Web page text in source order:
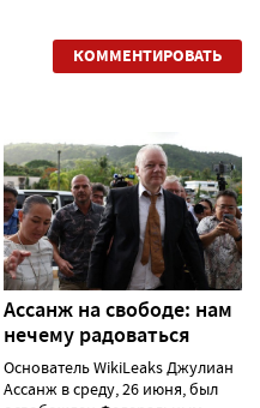
КОММЕНТИРОВАТЬ
Ассанж на свободе: нам
нечему радоваться
Основатель WikiLeaks Джулиан
Ассанж в среду, 26 июня, был